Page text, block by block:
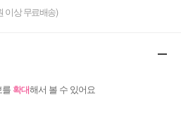
이상 무료배송)
확대해서 볼 수 있어요